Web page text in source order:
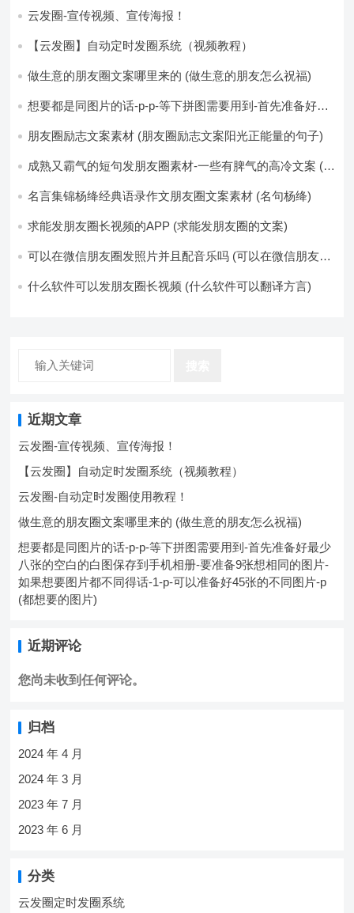
云发圈-宣传视频、宣传海报！
【云发圈】自动定时发圈系统（视频教程）
做生意的朋友圈文案哪里来的 (做生意的朋友怎么祝福)
想要都是同图片的话-p-p-等下拼图需要用到-首先准备好最
片-如果想要图片都不同得话-1-p-可以准备好45张的不同图
朋友圈励志文案素材 (朋友圈励志文案阳光正能量的句子)
成熟又霸气的短句发朋友圈素材-一些有脾气的高冷文案 (成
名言集锦杨绛经典语录作文朋友圈文案素材 (名句杨绛)
求能发朋友圈长视频的APP (求能发朋友圈的文案)
可以在微信朋友圈发照片并且配音乐吗 (可以在微信朋友圈
什么软件可以发朋友圈长视频 (什么软件可以翻译方言)
近期文章
云发圈-宣传视频、宣传海报！
【云发圈】自动定时发圈系统（视频教程）
云发圈-自动定时发圈使用教程！
做生意的朋友圈文案哪里来的 (做生意的朋友怎么祝福)
想要都是同图片的话-p-p-等下拼图需要用到-首先准备好最少
八张的空白的白图保存到手机相册-要准备9张想相同的图片-
如果想要图片都不同得话-1-p-可以准备好45张的不同图片-p
(都想要的图片)
近期评论
您尚未收到任何评论。
归档
2024 年 4 月
2024 年 3 月
2023 年 7 月
2023 年 6 月
分类
云发圈定时发圈系统